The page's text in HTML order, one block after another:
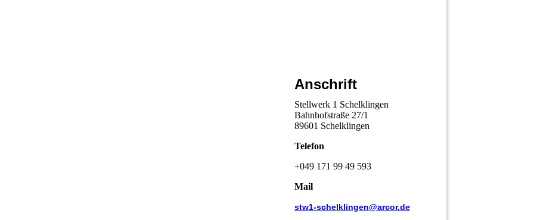
Anschrift
Stellwerk 1 Schelklingen
Bahnhofstraße 27/1
89601 Schelklingen
Telefon
+049 171 99 49 593
Mail
stw1-schelklingen@arcor.de